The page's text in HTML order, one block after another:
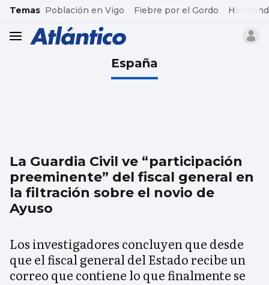
common.go-to-content
Temas Población en Vigo Fiebre por el Gordo
header.menu.open
España
La Guardia Civil ve “participación
preeminente” del fiscal general en
la filtración sobre el novio de
Ayuso
Los investigadores concluyen que desde
que el fiscal general del Estado recibe un
correo que contiene lo que finalmente se